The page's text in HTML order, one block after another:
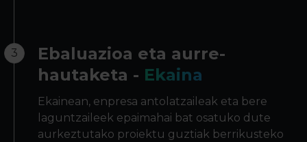
3
Ebaluazioa eta aurre-
hautaketa - Ekaina
Ekainean, enpresa antolatzaileak eta bere
laguntzaileek epaimahai bat osatuko dute
aurkeztutako proiektu guztiak berrikusteko